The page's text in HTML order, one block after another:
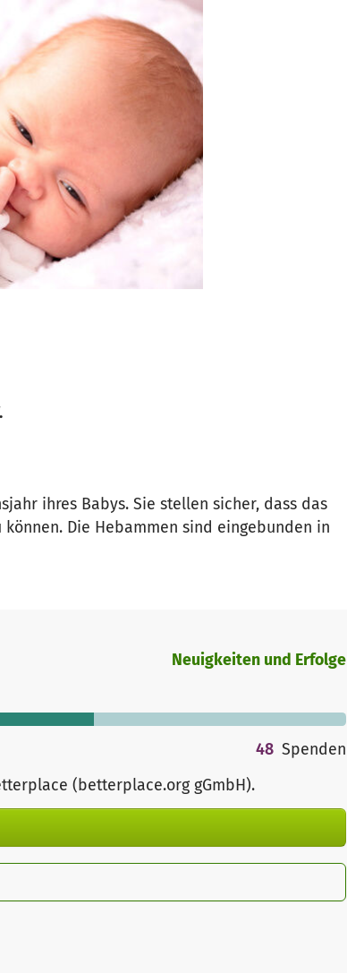
ihres Babys. Sie stellen sicher, dass das
Die Hebammen sind eingebunden in
Neuigkeiten und Erfolge
48 Spenden
(betterplace.org gGmbH).